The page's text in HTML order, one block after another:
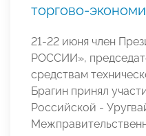
торгово-
21-22 июня член
РОССИИ»,
средствам
Брагин принял
Российской -